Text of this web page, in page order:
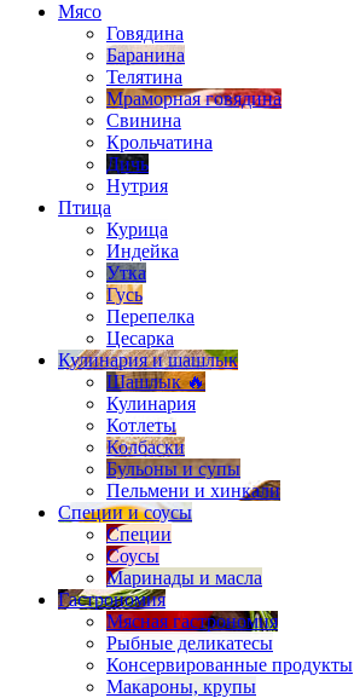
Мясо
Говядина
Баранина
Телятина
Мраморная говядина
Свинина
Крольчатина
Дичь
Нутрия
Птица
Курица
Индейка
Утка
Гусь
Перепелка
Цесарка
Кулинария и шашлык
Шашлык 🔥
Кулинария
Котлеты
Колбаски
Бульоны и супы
Пельмени и хинкали
Специи и соусы
Специи
Соусы
Маринады и масла
Гастрономия
Мясная гастрономия
Рыбные деликатесы
Консервированные продукты
Макароны, крупы